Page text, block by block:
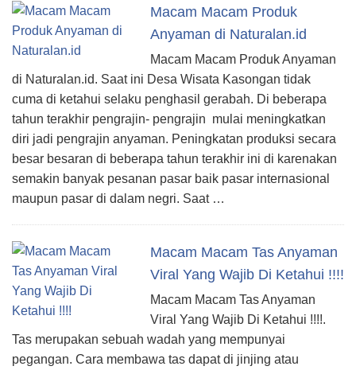
Macam Macam Produk
Anyaman di Naturalan.id
Macam Macam Produk Anyaman
di Naturalan.id. Saat ini Desa Wisata Kasongan tidak
cuma di ketahui selaku penghasil gerabah. Di beberapa
tahun terakhir pengrajin- pengrajin mulai meningkatkan
diri jadi pengrajin anyaman. Peningkatan produksi secara
besar besaran di beberapa tahun terakhir ini di karenakan
semakin banyak pesanan pasar baik pasar internasional
maupun pasar di dalam negri. Saat …
Macam Macam Tas Anyaman
Viral Yang Wajib Di Ketahui !!!!
Macam Macam Tas Anyaman
Viral Yang Wajib Di Ketahui !!!!.
Tas merupakan sebuah wadah yang mempunyai
pegangan. Cara membawa tas dapat di jinjing atau